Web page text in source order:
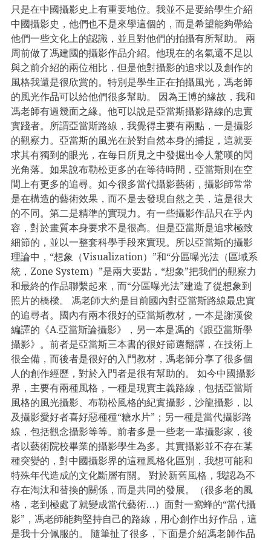
只是在中國攝影史上有重要地位。我並不是要給學生介紹
中國攝影史，他們也不是來學這個的，而是希望能夠帶給
他們一些文化上的認識，並且對他們的拍攝有所幫助。 兩
周前做了馮建國的攝影作品介紹。他現在的名氣還不足以
與之前介紹的兩位相比，但是他對攝影的追求以及創作的
風格我還是很欣賞的。特別是學生正在拍攝風光，馮老師
的風光作品可以給他們很多幫助。 因為王博的緣故，我和
馮老師有過幾面之緣。他可以說是亞當斯攝影路線的忠實
實踐者。所謂亞當斯路線，我覺得主要有兩點，一是攝影
的觀察力。亞當斯的風光在於對自然本身的捕捉，這就要
求其有獨到的眼光，在每日所見之中發掘出令人驚嘆的閃
光角落。如果說布勒松更多的在等待時間，亞當斯則在空
間上有更多的追尋。如今很多當代攝影藝術，攝影師常常
是在構造的藝術效果，而不是去發現自然之美，這是很大
的不同。第二是精準的實現力。有一些攝影作品只在乎內
容，對於畫質本身要求不是很高。但是亞當斯是追求極致
細節的，並以一整套科學手段來實現。所以亞當斯的攝影
理論中，“想象（Visualization）”和“分區曝光法（區域系
統，Zone System）”是兩大要點，“想象”把我們的觀察力
和最終的作品聯繫起來，而“分區曝光法”建造了從想象到
照片的橋樑。 馮老師大約是目前國內對亞當斯路線最忠實
的追尋者。國內有兩本很好的亞當斯教材，一本是謝漢俊
編譯的《A.亞當斯論攝影》，另一本是馮的《跟亞當斯學
攝影》。前者是亞當斯三本書的很好節選翻譯，在技術上
很全備，而後者是很好的入門教材，馮老師分享了很多個
人的創作經歷，對於入門者是很有幫助的。 如今中國攝影
界，主要有兩種風格，一種是現實主義路線，包括亞當斯
風格的風光攝影、布勒松風格的紀實攝影，沙龍攝影，以
及攝影愛好者喜好惡種種“糖水片”；另一種是當代攝影路
線，包括觀念攝影等等。前者多是一些老一輩攝影家，後
者以藝術院校畢業的攝影學生為多。其實攝影並不存在某
種突變的，對中國攝影界的這種風格化區別，我想可能和
特殊年代造成的文化斷層有關。 對於新舊風格，我認為不
存在淘汰和替換的關係，而是共同的發展。（很多老的風
格，老到極處了就變成當代藝術…）面對一窩蜂的“當代攝
影”，馮老師能夠堅持自己的路線，用心創作出好作品，這
是我十分佩服的。 隨筆扯了很多，下面是介紹馮老師作品